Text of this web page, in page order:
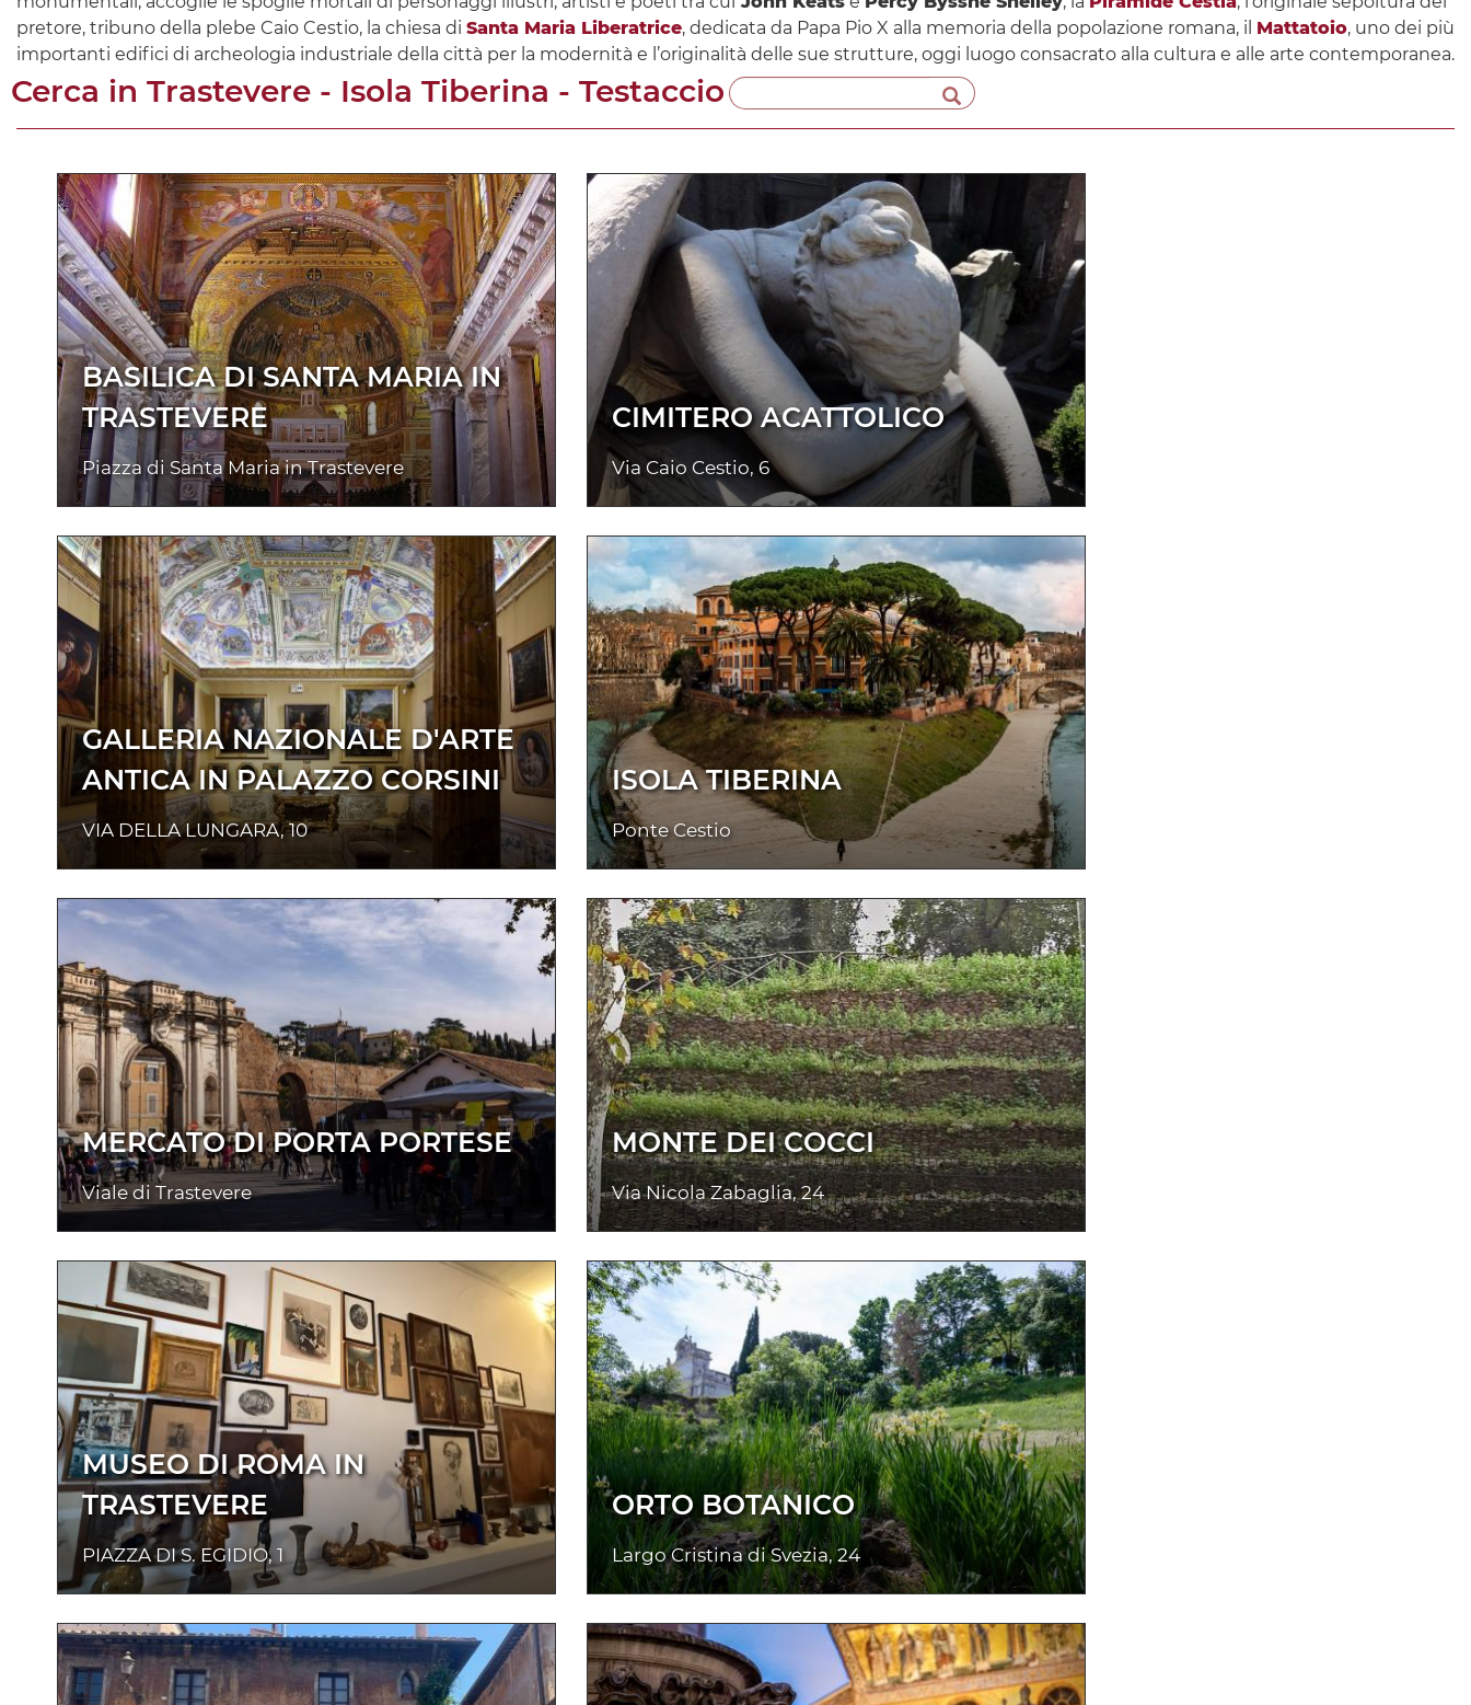
pretore, tribuno della plebe Caio Cestio, la chiesa di Santa Maria Liberatrice, dedicata da Papa Pio X alla memoria della popolazione romana, il Mattatoio, uno dei più
importanti edifici di archeologia industriale della città per la modernità e l’originalità delle sue strutture, oggi luogo consacrato alla cultura e alle arte contemporanea.
Cerca in Trastevere - Isola Tiberina - Testaccio
BASILICA DI SANTA MARIA IN
TRASTEVERE
Piazza di Santa Maria in Trastevere
CIMITERO ACATTOLICO
Via Caio Cestio, 6
GALLERIA NAZIONALE D'ARTE
ANTICA IN PALAZZO CORSINI
VIA DELLA LUNGARA, 10
ISOLA TIBERINA
Ponte Cestio
MERCATO DI PORTA PORTESE
Viale di Trastevere
MONTE DEI COCCI
Via Nicola Zabaglia, 24
MUSEO DI ROMA IN
TRASTEVERE
PIAZZA DI S. EGIDIO, 1
ORTO BOTANICO
Largo Cristina di Svezia, 24